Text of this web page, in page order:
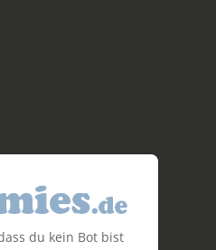
du kein Bot bist